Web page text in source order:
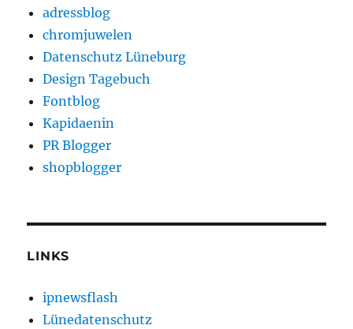
adressblog
chromjuwelen
Datenschutz Lüneburg
Design Tagebuch
Fontblog
Kapidaenin
PR Blogger
shopblogger
LINKS
ipnewsflash
Lünedatenschutz